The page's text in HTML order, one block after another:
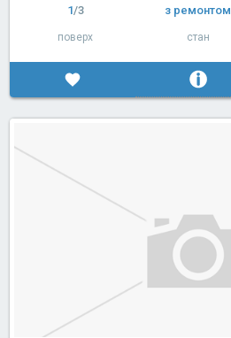
1/3
поверх
з ремонтом
стан